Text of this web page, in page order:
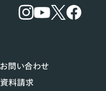
お問い合わせ
資料請求